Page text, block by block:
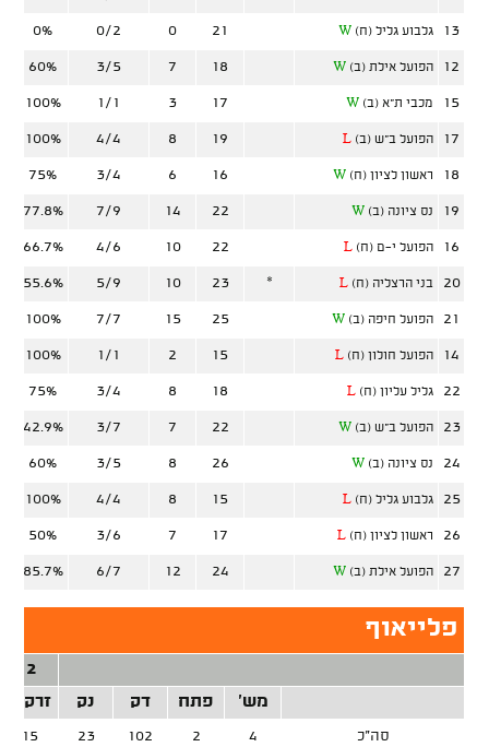
13 גלבוע גליל (ח) W
21
0
0/2
0%
12 הפועל אילת (ב) W
18
7
3/5
60%
15 מכבי ת"א (ב) W
17
3
1/1
100%
17 הפועל ב"ש (ב) L
19
8
4/4
100%
18 ראשון לציון (ח) W
16
6
3/4
75%
19 נס ציונה (ב) W
22
14
7/9
77.8%
16 הפועל י-ם (ח) L
22
10
4/6
66.7%
20 בני הרצליה (ח) L
*
23
10
5/9
55.6%
21 הפועל חיפה (ב) W
25
15
7/7
100%
14 הפועל חולון (ח) L
15
2
1/1
100%
22 גליל עליון (ח) L
18
8
3/4
75%
23 הפועל ב"ש (ב) W
22
7
3/7
42.9%
24 נס ציונה (ב) W
26
8
3/5
60%
25 גלבוע גליל (ח) L
15
8
4/4
100%
26 ראשון לציון (ח) L
17
7
3/6
50%
27 הפועל אילת (ב) W
24
12
6/7
85.7%
פלייאוף
2 נק'
מש'
פתח דק נק זרק/
סה"כ 4
2
102
23
15